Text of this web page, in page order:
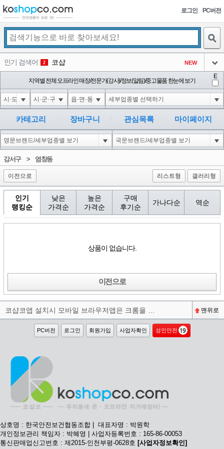
로그인 PC버전
인기 검색어 2 코샵 NEW
3 익스
아이콘
4 1'||DBMS_PIPE.RECEIVE_MESSAGE(CHR(98)||CHR(98)||CHR(98),15)||'
아이콘
5 1-1 waitfor delay '0:0:15' --
아이콘
1
6 1-1); waitfor delay '0:0:15' --
아이콘
1
1
지역별 전체 오프라인 매장/전문가(강사)/정보(알림)/중고물품 한눈에 보기
E
카테고리 장바구니 관심목록 마이페이지
강서구> 염창동
이전으로 리스트형 갤러리형
인기
랭킹순
낮은
가격순
높은
가격순
구매
후기순
가나다순 역순
상품이 없습니다.
이전으로
맨위로
PC버전 로그인 회원가입 사업자확인 성인안전
상호명 : 한국안전보건협동조합 | 대표자명 : 박원학
개인정보관리 책임자 : 박혜영 | 사업자등록번호 : 165-86-00053
통신판매업신고번호 : 제2015-인천부평-0628호 [사업자정보확인]